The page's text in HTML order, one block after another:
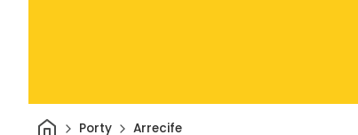
DomPorty Arrecife